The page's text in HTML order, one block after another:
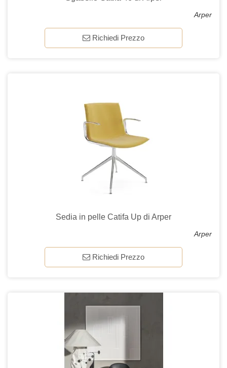
Arper
Richiedi Prezzo
Sedia in pelle Catifa Up di Arper
Arper
Richiedi Prezzo